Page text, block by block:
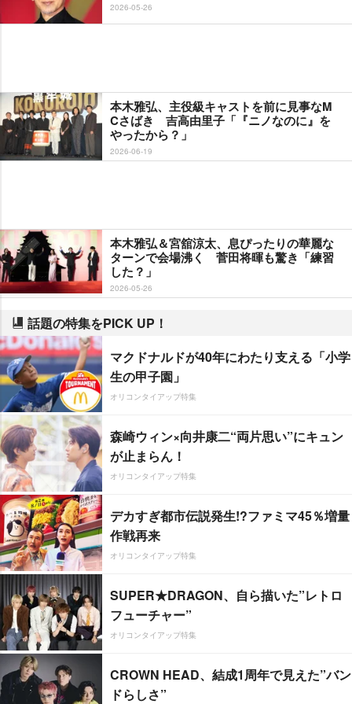
2026-05-26
本木雅弘、主役級キャストを前に見事なM
Cさばき 吉高由里子「『ニノなのに』を
ったから？」
2026-06-19
本木雅弘＆宮舘涼太、息ぴったりの華麗な
ターンで会場沸く 菅田将暉も驚き「練習
した？」
2026-05-26
話題の特集をPICK UP！
マクドナルドが40年にわたり支える「小学
生の甲子園」
オリコンタイアップ特集
森崎ウィン×向井康二“両片思い”にキュン
が止まらん！
オリコンタイアップ特集
デカすぎ都市伝説発生!?ファミマ45％増量
作戦再来
オリコンタイアップ特集
SUPER★DRAGON、自ら描いた”レトロ
フューチャー”
オリコンタイアップ特集
CROWN HEAD、結成1周年で見えた”バン
ドらしさ”